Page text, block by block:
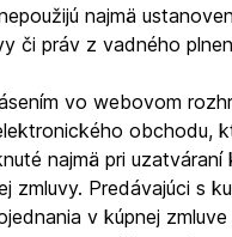
najmä
či práv z vadného
vo webovom
obchodu,
najmä pri uzatváraní
zmluvy. Predávajúci s
v kúpnej